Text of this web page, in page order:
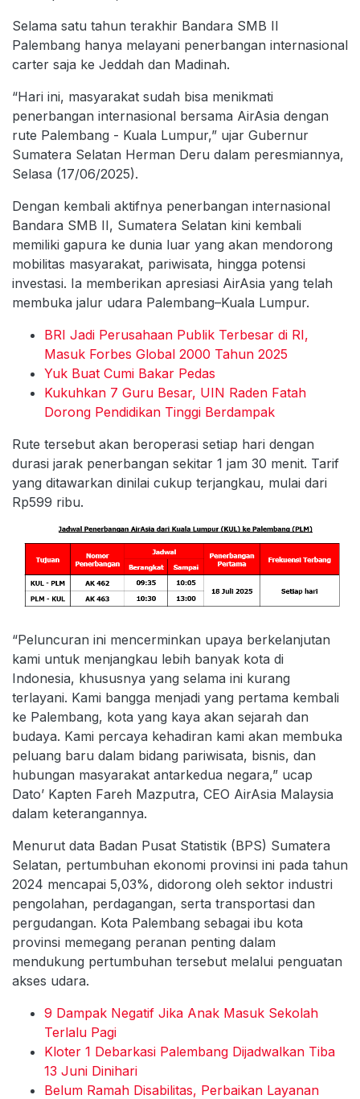
Selama satu tahun terakhir Bandara SMB II
Palembang hanya melayani penerbangan internasional
carter saja ke Jeddah dan Madinah.
“Hari ini, masyarakat sudah bisa menikmati
penerbangan internasional bersama AirAsia dengan
rute Palembang - Kuala Lumpur,” ujar Gubernur
Sumatera Selatan Herman Deru dalam peresmiannya,
Selasa (17/06/2025).
Dengan kembali aktifnya penerbangan internasional
Bandara SMB II, Sumatera Selatan kini kembali
memiliki gapura ke dunia luar yang akan mendorong
mobilitas masyarakat, pariwisata, hingga potensi
investasi. Ia memberikan apresiasi AirAsia yang telah
membuka jalur udara Palembang–Kuala Lumpur.
BRI Jadi Perusahaan Publik Terbesar di RI,
Masuk Forbes Global 2000 Tahun 2025
Yuk Buat Cumi Bakar Pedas
Kukuhkan 7 Guru Besar, UIN Raden Fatah
Dorong Pendidikan Tinggi Berdampak
Rute tersebut akan beroperasi setiap hari dengan
durasi jarak penerbangan sekitar 1 jam 30 menit. Tarif
yang ditawarkan dinilai cukup terjangkau, mulai dari
Rp599 ribu.
“Peluncuran ini mencerminkan upaya berkelanjutan
kami untuk menjangkau lebih banyak kota di
Indonesia, khususnya yang selama ini kurang
terlayani. Kami bangga menjadi yang pertama kembali
ke Palembang, kota yang kaya akan sejarah dan
budaya. Kami percaya kehadiran kami akan membuka
peluang baru dalam bidang pariwisata, bisnis, dan
hubungan masyarakat antarkedua negara,” ucap
Dato’ Kapten Fareh Mazputra, CEO AirAsia Malaysia
dalam keterangannya.
Menurut data Badan Pusat Statistik (BPS) Sumatera
Selatan, pertumbuhan ekonomi provinsi ini pada tahun
2024 mencapai 5,03%, didorong oleh sektor industri
pengolahan, perdagangan, serta transportasi dan
pergudangan. Kota Palembang sebagai ibu kota
provinsi memegang peranan penting dalam
mendukung pertumbuhan tersebut melalui penguatan
akses udara.
9 Dampak Negatif Jika Anak Masuk Sekolah
Terlalu Pagi
Kloter 1 Debarkasi Palembang Dijadwalkan Tiba
13 Juni Dinihari
Belum Ramah Disabilitas, Perbaikan Layanan